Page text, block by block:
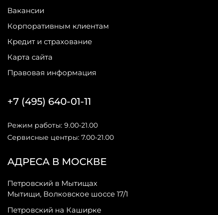
Вакансии
Корпоративным клиентам
Кредит и страхование
Карта сайта
Правовая информация
АДРЕСА В МОСКВЕ
Петровский в Мытищах
Мытищи, Волковское шоссе 17/1
Петровский на Каширке
+7 (495) 640-01-11
Режим работы: 9.00-21.00
Сервисные центры: 7.00-21.00